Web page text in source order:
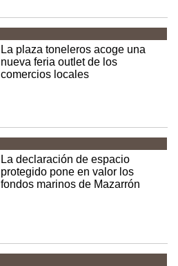
La plaza toneleros acoge una
nueva feria outlet de los
comercios locales
La declaración de espacio
protegido pone en valor los
fondos marinos de Mazarrón